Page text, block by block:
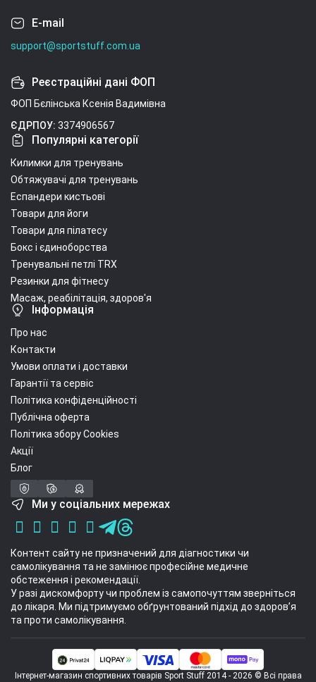
E-mail
support@sportstuff.com.ua
Реєстраційні дані ФОП
ФОП Бєлінська Ксенія Вадимівна
ЄДРПОУ: 3374906567
Популярні категорії
Килимки для тренувань
Обтяжувачі для тренувань
Еспандери кистьові
Товари для йоги
Товари для пілатесу
Бокс і єдиноборства
Тренувальні петлі TRX
Резинки для фітнесу
Масаж, реабілітація, здоров'я
Інформація
Про нас
Контакти
Умови оплати і доставки
Гарантії та сервіс
Політика конфіденційності
Публічна оферта
Політика збору Cookies
Акції
Блог
Ми у соціальних мережах
Контент сайту не призначений для діагностики чи
самолікування та не замінює професійне медичне
обстеження і рекомендації.
У разі дискомфорту чи проблем із самопочуттям зверніться
до лікаря. Ми підтримуємо обґрунтований підхід до здоров’я
та проти самолікування.
Інтернет-магазин спортивних товарів Sport Stuff 2014 - 2026 © Всі права